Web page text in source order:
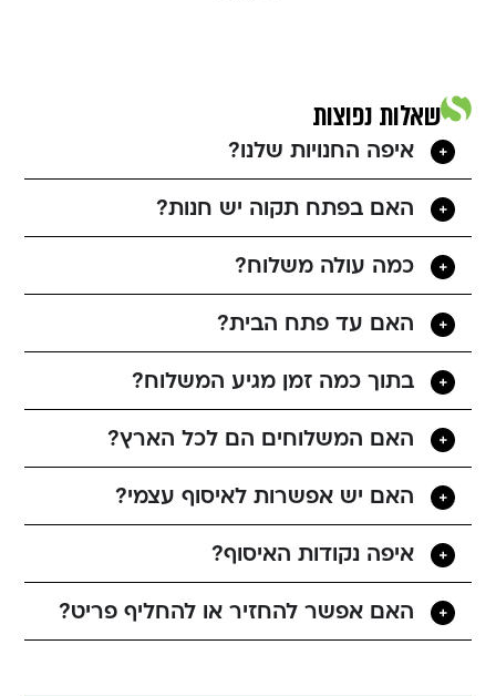
שאלות נפוצות
איפה החנויות שלנו?
האם בפתח תקוה יש חנות?
כמה עולה משלוח?
האם עד פתח הבית?
בתוך כמה זמן מגיע המשלוח?
האם המשלוחים הם לכל הארץ?
האם יש אפשרות לאיסוף עצמי?
איפה נקודות האיסוף?
האם אפשר להחזיר או להחליף פריט?